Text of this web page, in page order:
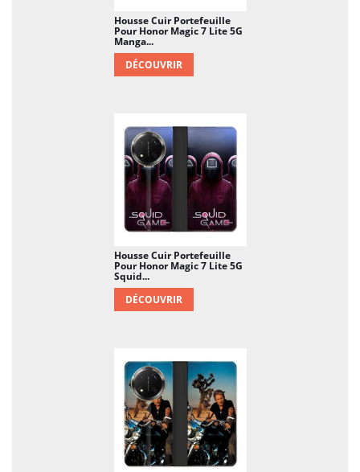
Housse Cuir Portefeuille
Pour Honor Magic 7 Lite 5G
Manga...
DÉCOUVRIR
Housse Cuir Portefeuille
Pour Honor Magic 7 Lite 5G
Squid...
DÉCOUVRIR